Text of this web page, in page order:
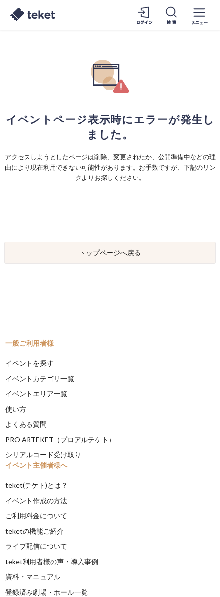
イベントページ表示時にエラーが発生し
ました。
アクセスしようとしたページは削除、変更されたか、公開準備中などの理
由により現在利用できない可能性があります。お手数ですが、下記のリン
クよりお探しください。
トップページへ戻る
一般ご利用者様
イベントを探す
イベントカテゴリ一覧
イベントエリア一覧
使い方
よくある質問
PRO ARTEKET（プロアルテケト）
シリアルコード受け取り
イベント主催者様へ
teket(テケト)とは？
イベント作成の方法
ご利用料金について
teketの機能ご紹介
ライブ配信について
teket利用者様の声・導入事例
資料・マニュアル
登録済み劇場・ホール一覧